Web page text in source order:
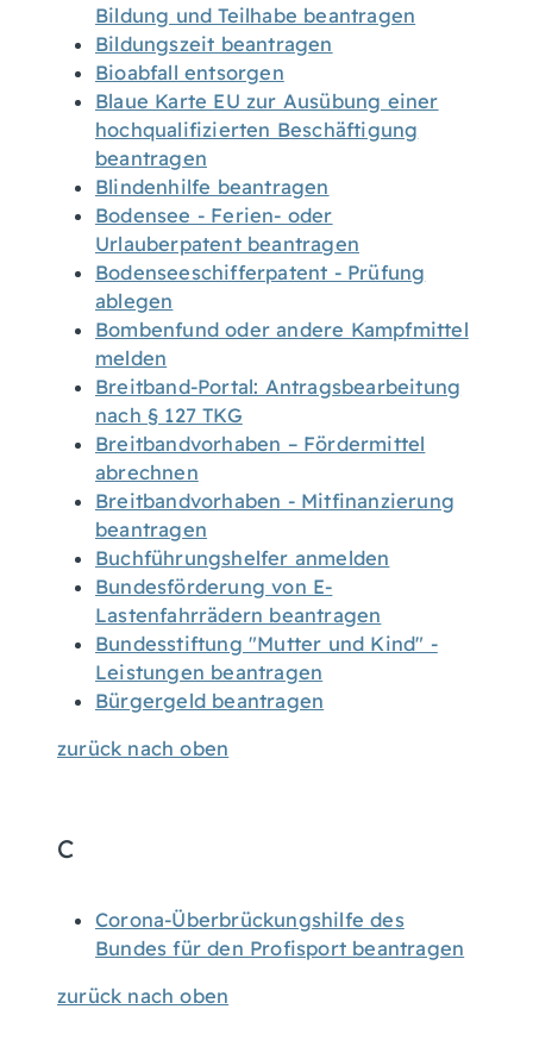
Bildung und Teilhabe beantragen
Bildungszeit beantragen
Bioabfall entsorgen
Blaue Karte EU zur Ausübung einer
hochqualifizierten Beschäftigung
beantragen
Blindenhilfe beantragen
Bodensee - Ferien- oder
Urlauberpatent beantragen
Bodenseeschifferpatent - Prüfung
ablegen
Bombenfund oder andere Kampfmittel
melden
Breitband-Portal: Antragsbearbeitung
nach § 127 TKG
Breitbandvorhaben – Fördermittel
abrechnen
Breitbandvorhaben - Mitfinanzierung
beantragen
Buchführungshelfer anmelden
Bundesförderung von E-
Lastenfahrrädern beantragen
Bundesstiftung "Mutter und Kind" -
Leistungen beantragen
Bürgergeld beantragen
zurück nach oben
C
Corona-Überbrückungshilfe des
Bundes für den Profisport beantragen
zurück nach oben